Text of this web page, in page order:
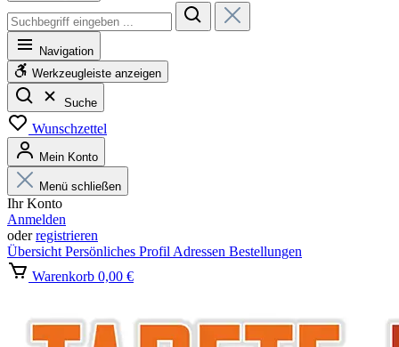
Navigation
Werkzeugleiste anzeigen
Suche
Wunschzettel
Mein Konto
Menü schließen
Ihr Konto
Anmelden
oderregistrieren
Übersicht Persönliches Profil Adressen Bestellungen
Warenkorb 0,00 €